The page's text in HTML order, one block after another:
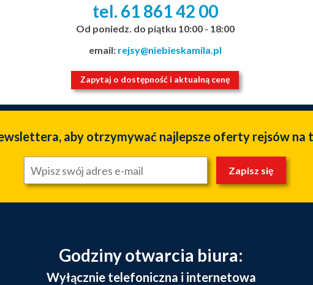
tel. 61 86142 00
Od poniedz. do piątku 10:00 - 18:00
email: rejsy@niebieskamila.pl
Zapytaj o dostępność i aktualną cenę
aby otrzymywać najlepsze oferty rejsów na
Zapisz się
Godziny otwarcia biura:
Wyłącznie telefoniczna i internetowa